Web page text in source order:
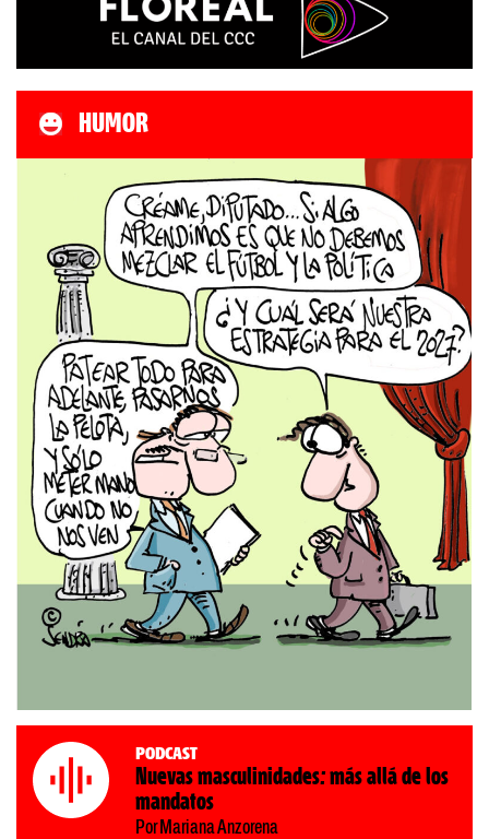
HUMOR
Podcast
Nuevas masculinidades: más allá de los
mandatos
Por Mariana Anzorena